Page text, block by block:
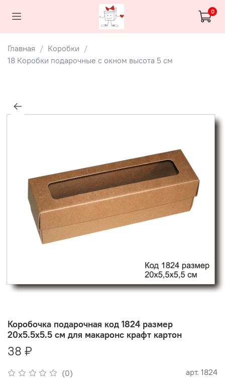
0
Главная
Коробки
18 Коробки подарочные с окном высота 5 см
(0) арт. 1824
Коробочка подарочная код 1824 размер
20х5.5х5.5 см для макаронс крафт картон
38 ₽